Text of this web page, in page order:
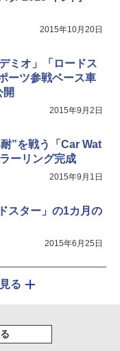
2015年10月20日
ミオ」「ロードス
ーツ参戦ベース車
開
2015年9月2日
”を戦う「Car Wat
ーリング完成
2015年9月1日
スター」の1カ月の
2015年6月25日
る